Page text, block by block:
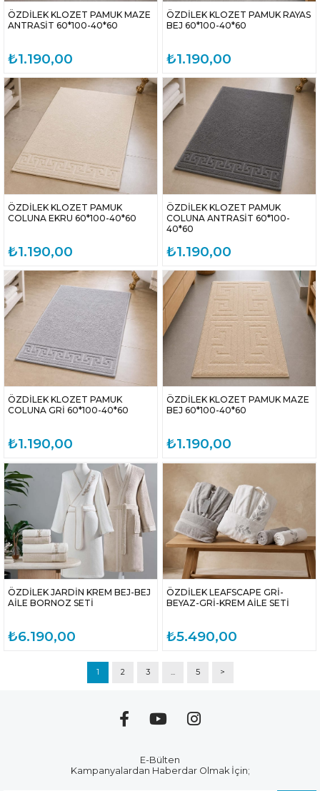
ÖZDİLEK KLOZET PAMUK MAZE
ANTRASİT 60*100-40*60
₺1.190,00
ÖZDİLEK KLOZET PAMUK RAYAS
BEJ 60*100-40*60
₺1.190,00
ÖZDİLEK KLOZET PAMUK
COLUNA EKRU 60*100-40*60
₺1.190,00
ÖZDİLEK KLOZET PAMUK
COLUNA ANTRASİT 60*100-
40*60
₺1.190,00
ÖZDİLEK KLOZET PAMUK
COLUNA GRİ 60*100-40*60
₺1.190,00
ÖZDİLEK KLOZET PAMUK MAZE
BEJ 60*100-40*60
₺1.190,00
ÖZDİLEK JARDİN KREM BEJ-BEJ
AİLE BORNOZ SETİ
₺6.190,00
ÖZDİLEK LEAFSCAPE GRİ-
BEYAZ-GRİ-KREM AİLE SETİ
₺5.490,00
1 2 3 ... 5 >
E-Bülten
Kampanyalardan Haberdar Olmak İçin;